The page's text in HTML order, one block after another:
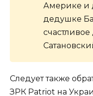
Америке и
дедушке
Следует также
ЗРК Patriot на